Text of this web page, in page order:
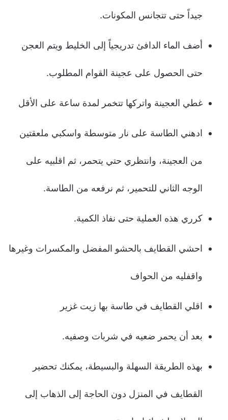
جيداً حتى تتجانس المكونات.
أضف الماء الدافئ تدريجياً إلى الخليط ويتم العجن
حتى الحصول على عجينة القوام المطلوب.
غطي العجينة واتركها تتخمر لمدة ساعة على الأقل
ادهني الطاسة على نار متوسطة واسكبي ملعقتين
من العجينة، وانتظري حتي يتحمر، ثم اقلبيه على
الوجه الثاني للتحمير، ثم نرفعه من الطاسة.
كرري هذه العملية حتى نفاذ الكمية.
احشي القطايف بالحشو المفضل والمكسرات وغيرها
واقفليه من الحواف
اقلي القطايف في طاسة بها زيت غزير
بعد أن يحمر ضعيه في شربات وصفيه.
بهذه الطريقة السهلة والبسيطة، يمكنك تحضير
القطايف في المنزل دون الحاجة إلى الذهاب إلى